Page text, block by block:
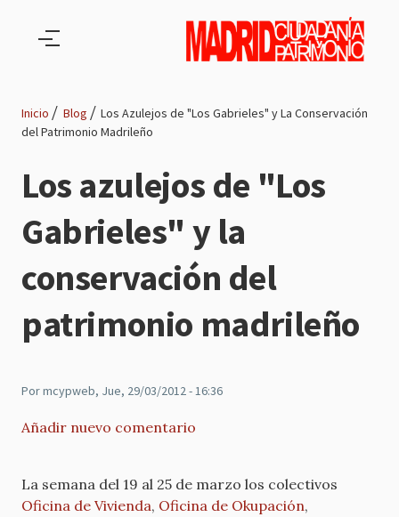
de
navegación
Inicio Blog
Los Azulejos de "Los Gabrieles" y La Conservación
del Patrimonio Madrileño
Los azulejos de "Los
Gabrieles" y la
conservación del
patrimonio madrileño
Pormcypweb, Jue, 29/03/2012 - 16:36
Añadir nuevo comentario
La semana del 19 al 25 de marzo los colectivos
Oficina de Vivienda, Oficina de Okupación,